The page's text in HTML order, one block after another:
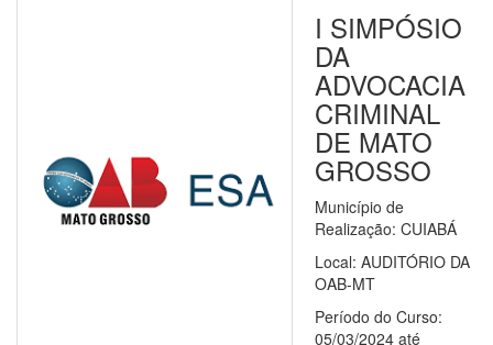
I SIMPÓSIO
DA
ADVOCACIA
CRIMINAL
DE MATO
GROSSO
Município de
Realização: CUIABÁ
Local: AUDITÓRIO DA
OAB-MT
Período do Curso:
05/03/2024 até